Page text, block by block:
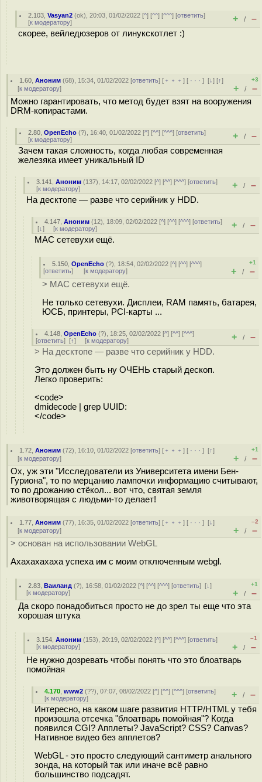
2.103 ,Vasyan2 (ok), 20:03, 01/02/2022 [^] [^^] [^^^] [ответить]
[к модератору] + / –
скорее, вейледюзеров от линукскотлет :)
1.60 ,Аноним (68), 15:34, 01/02/2022 [ответить] [ ﹢﹢﹢] [ · · ·][↓] [↑]
[к модератору]
+3
+ / –
Можно гарантировать, что метод будет взят на вооружения
DRM-копирастами.
2.80 ,OpenEcho (?), 16:40, 01/02/2022 [^] [^^] [^^^] [ответить]
[к модератору] + / –
Зачем такая сложность, когда любая современная
железяка имеет уникальный ID
3.141 ,Аноним (137), 14:17, 02/02/2022 [^] [^^] [^^^] [ответить]
[к модератору] + / –
На десктопе — разве что серийник у HDD.
4.147 ,Аноним (12), 18:09, 02/02/2022 [^] [^^] [^^^] [ответить]
[↓] [к модератору] + / –
MAC сетевухи ещё.
5.150 ,OpenEcho (?), 18:54, 02/02/2022 [^] [^^] [^^^]
[ответить] [к модератору]
+1
+ / –
> MAC сетевухи ещё.
Не только сетевухи. Дисплеи, RAM память, батарея,
ЮСБ, принтеры, PCI-карты ...
4.148 ,OpenEcho (?), 18:25, 02/02/2022 [^] [^^] [^^^]
[ответить] [↑] [к модератору] + / –
> На десктопе — разве что серийник у HDD.
Это должен быть ну ОЧЕНЬ старый дескоп.
Легко проверить:
<code>
dmidecode | grep UUID:
</code>
1.72 ,Аноним (72), 16:10, 01/02/2022 [ответить] [ ﹢﹢﹢] [ · · ·][↑]
[к модератору]
+1
+ / –
Ох, уж эти "Исследователи из Университета имени Бен-
Гуриона", то по мерцанию лампочки информацию считывают,
то по дрожанию стёкол... вот что, святая земля
животворящая с людьми-то делает!
1.77 ,Аноним (77), 16:35, 01/02/2022 [ответить] [ ﹢﹢﹢] [ · · ·][↓]
[к модератору]
–2
+ / –
> основан на использовании WebGL
Ахахахахаха успеха им с моим отключенным webgl.
2.83 ,Ваиланд (?), 16:58, 01/02/2022 [^] [^^] [^^^] [ответить][↓]
[к модератору]
+1
+ / –
Да скоро понадобиться просто не до зрел ты еще что эта
хорошая штука
3.154 ,Аноним (153), 20:19, 02/02/2022 [^] [^^] [^^^] [ответить]
[к модератору]
–1
+ / –
Не нужно дозревать чтобы понять что это блоатварь
помойная
4.170 ,www2 (??), 07:07, 08/02/2022 [^] [^^] [^^^] [ответить]
[к модератору] + / –
Интересно, на каком шаге развития HTTP/HTML у тебя
произошла отсечка "блоатварь помойная"? Когда
появился CGI? Апплеты? JavaScript? CSS? Canvas?
Нативное видео без апплетов?
WebGL - это просто следующий сантиметр анального
зонда, на который так или иначе всё равно
большинство подсадят.